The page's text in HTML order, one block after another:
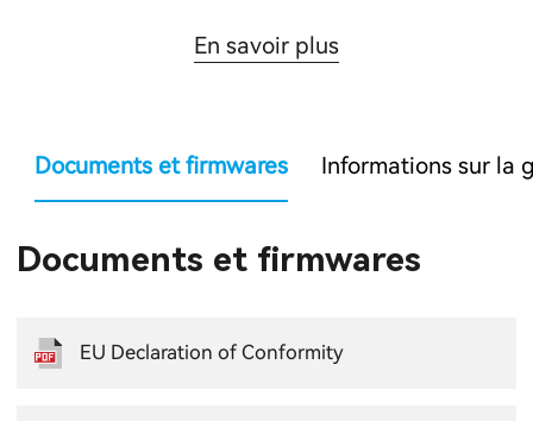
En savoir plus
Documents et firmwares Informations sur la
Documents et firmwares
EU Declaration of Conformity